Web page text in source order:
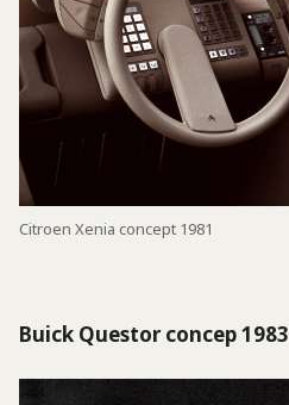
Citroen Xenia concept 1981
Buick Questor concep 1983